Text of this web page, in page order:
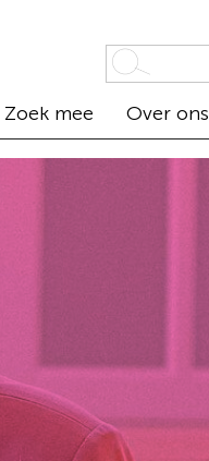
Zoek mee Over ons